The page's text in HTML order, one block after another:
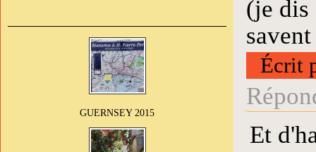
GUERNSEY 2015
(je dis
Écrit
Et